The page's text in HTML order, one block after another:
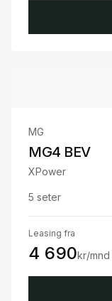
MG
MG4 BEV
XPower
5 seter
Leasing fra
4 690kr/mnd